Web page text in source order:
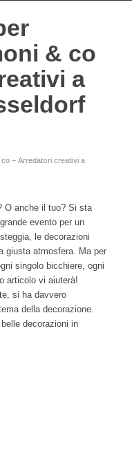
& co
a
– Arredatori creativi a
O anche il tuo? Si sta
evento per un
le decorazioni
giusta atmosfera. Ma per
singolo bicchiere, ogni
articolo vi aiuterà!
si ha davvero
della decorazione.
decorazioni in